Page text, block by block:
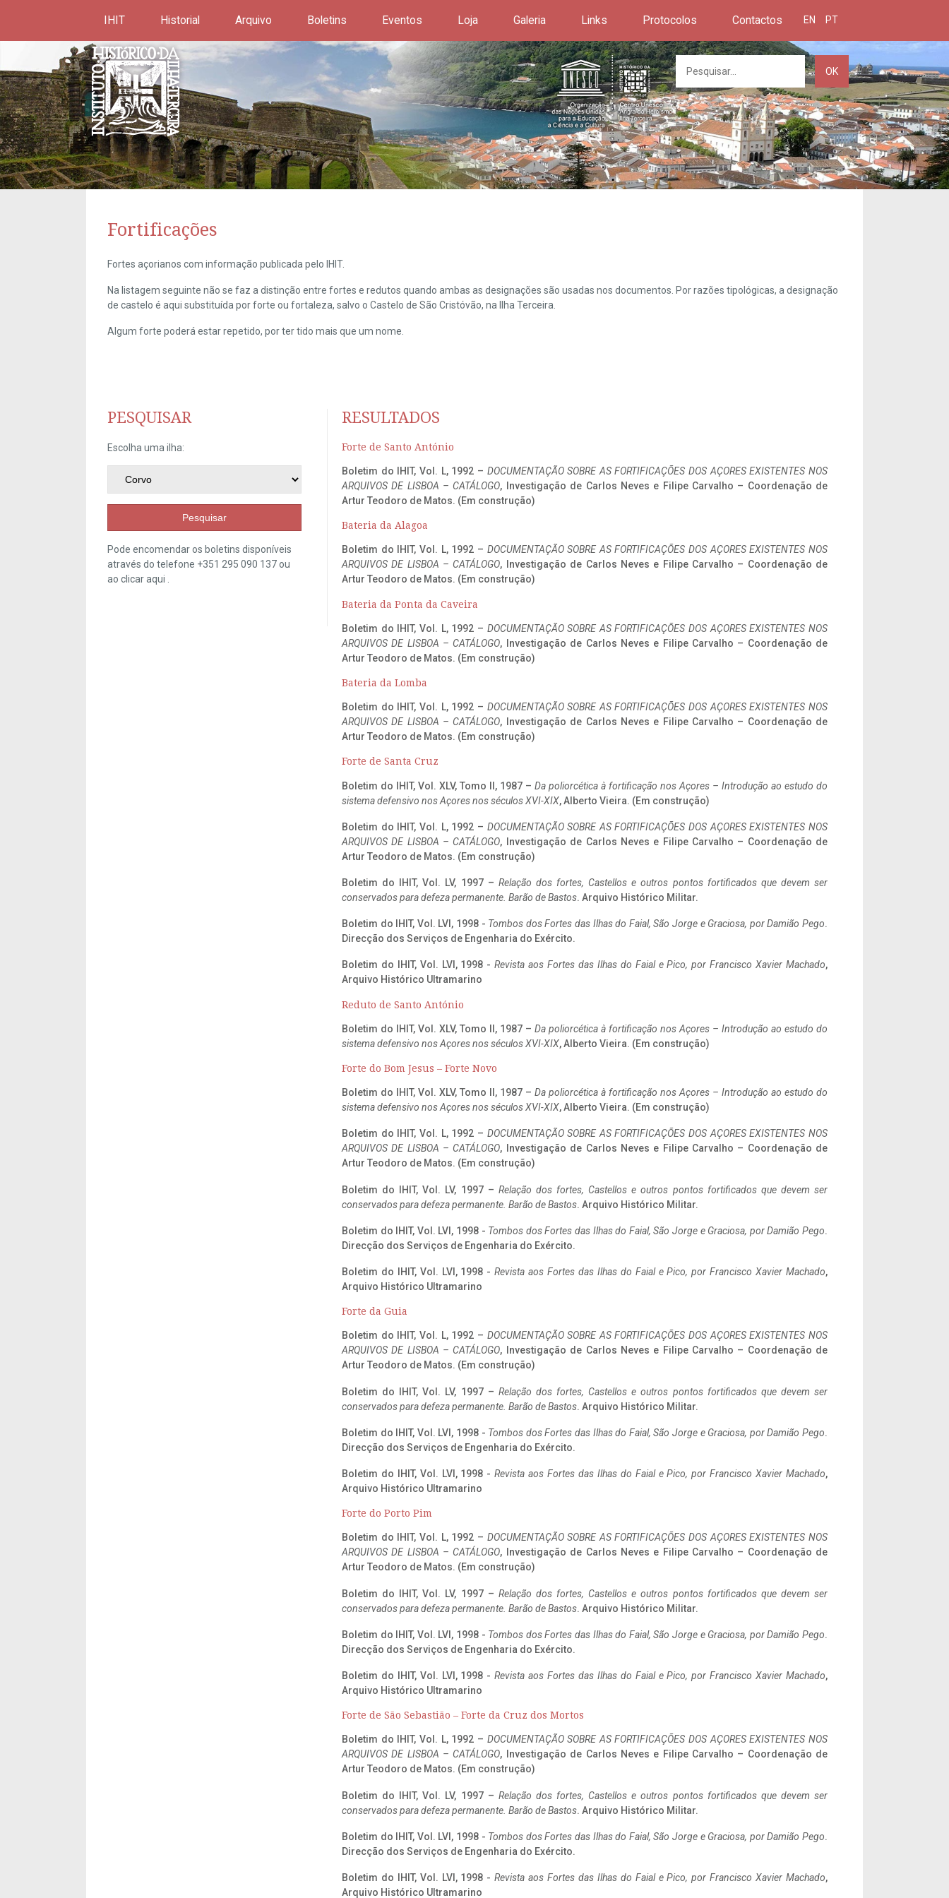
IHIT Historial Arquivo Boletins Eventos Loja Galeria Links Protocolos Contactos EN PT
OK
Fortificações
Fortes açorianos com informação publicada pelo IHIT.
Na listagem seguinte não se faz a distinção entre fortes e redutos quando ambas as designações são usadas nos documentos. Por razões tipológicas, a designação
de castelo é aqui substituída por forte ou fortaleza, salvo o Castelo de São Cristóvão, na Ilha Terceira.
Algum forte poderá estar repetido, por ter tido mais que um nome.
PESQUISAR
Escolha uma ilha:
Pesquisar
Pode encomendar os boletins disponíveis
através do telefone +351 295 090 137 ou
ao clicaraqui
RESULTADOS
Forte de Santo António
Boletim do IHIT, Vol. L, 1992 – DOCUMENTAÇÃO SOBRE AS FORTIFICAÇÕES DOS AÇORES EXISTENTES NOS
ARQUIVOS DE LISBOA – CATÁLOGO, Investigação de Carlos Neves e Filipe Carvalho – Coordenação de
Artur Teodoro de Matos. (Em construção)
Bateria da Alagoa
Boletim do IHIT, Vol. L, 1992 – DOCUMENTAÇÃO SOBRE AS FORTIFICAÇÕES DOS AÇORES EXISTENTES NOS
ARQUIVOS DE LISBOA – CATÁLOGO, Investigação de Carlos Neves e Filipe Carvalho – Coordenação de
Artur Teodoro de Matos. (Em construção)
Bateria da Ponta da Caveira
Boletim do IHIT, Vol. L, 1992 – DOCUMENTAÇÃO SOBRE AS FORTIFICAÇÕES DOS AÇORES EXISTENTES NOS
ARQUIVOS DE LISBOA – CATÁLOGO, Investigação de Carlos Neves e Filipe Carvalho – Coordenação de
Artur Teodoro de Matos. (Em construção)
Bateria da Lomba
Boletim do IHIT, Vol. L, 1992 – DOCUMENTAÇÃO SOBRE AS FORTIFICAÇÕES DOS AÇORES EXISTENTES NOS
ARQUIVOS DE LISBOA – CATÁLOGO, Investigação de Carlos Neves e Filipe Carvalho – Coordenação de
Artur Teodoro de Matos. (Em construção)
Forte de Santa Cruz
Boletim do IHIT, Vol. XLV, Tomo II, 1987 – Da poliorcética à fortificação nos Açores – Introdução ao estudo do
sistema defensivo nos Açores nos séculos XVI-XIX, Alberto Vieira. (Em construção)
Boletim do IHIT, Vol. L, 1992 – DOCUMENTAÇÃO SOBRE AS FORTIFICAÇÕES DOS AÇORES EXISTENTES NOS
ARQUIVOS DE LISBOA – CATÁLOGO, Investigação de Carlos Neves e Filipe Carvalho – Coordenação de
Artur Teodoro de Matos. (Em construção)
Boletim do IHIT, Vol. LV, 1997 – Relação dos fortes, Castellos e outros pontos fortificados que devem ser
conservados para defeza permanente. Barão de Bastos. Arquivo Histórico Militar.
Boletim do IHIT, Vol. LVI, 1998 - Tombos dos Fortes das Ilhas do Faial, São Jorge e Graciosa, por Damião Pego.
Direcção dos Serviços de Engenharia do Exército.
Boletim do IHIT, Vol. LVI, 1998 -Revista aos Fortes das Ilhas do Faial e Pico, por Francisco Xavier Machado,
Arquivo Histórico Ultramarino
Reduto de Santo António
Boletim do IHIT, Vol. XLV, Tomo II, 1987 – Da poliorcética à fortificação nos Açores – Introdução ao estudo do
sistema defensivo nos Açores nos séculos XVI-XIX, Alberto Vieira. (Em construção)
Forte do Bom Jesus – Forte Novo
Boletim do IHIT, Vol. XLV, Tomo II, 1987 – Da poliorcética à fortificação nos Açores – Introdução ao estudo do
sistema defensivo nos Açores nos séculos XVI-XIX, Alberto Vieira. (Em construção)
Boletim do IHIT, Vol. L, 1992 – DOCUMENTAÇÃO SOBRE AS FORTIFICAÇÕES DOS AÇORES EXISTENTES NOS
ARQUIVOS DE LISBOA – CATÁLOGO, Investigação de Carlos Neves e Filipe Carvalho – Coordenação de
Artur Teodoro de Matos. (Em construção)
Boletim do IHIT, Vol. LV, 1997 – Relação dos fortes, Castellos e outros pontos fortificados que devem ser
conservados para defeza permanente. Barão de Bastos. Arquivo Histórico Militar.
Boletim do IHIT, Vol. LVI, 1998 - Tombos dos Fortes das Ilhas do Faial, São Jorge e Graciosa, por Damião Pego.
Direcção dos Serviços de Engenharia do Exército.
Boletim do IHIT, Vol. LVI, 1998 -Revista aos Fortes das Ilhas do Faial e Pico, por Francisco Xavier Machado,
Arquivo Histórico Ultramarino
Forte da Guia
Boletim do IHIT, Vol. L, 1992 – DOCUMENTAÇÃO SOBRE AS FORTIFICAÇÕES DOS AÇORES EXISTENTES NOS
ARQUIVOS DE LISBOA – CATÁLOGO, Investigação de Carlos Neves e Filipe Carvalho – Coordenação de
Artur Teodoro de Matos. (Em construção)
Boletim do IHIT, Vol. LV, 1997 – Relação dos fortes, Castellos e outros pontos fortificados que devem ser
conservados para defeza permanente. Barão de Bastos. Arquivo Histórico Militar.
Boletim do IHIT, Vol. LVI, 1998 - Tombos dos Fortes das Ilhas do Faial, São Jorge e Graciosa, por Damião Pego.
Direcção dos Serviços de Engenharia do Exército.
Boletim do IHIT, Vol. LVI, 1998 -Revista aos Fortes das Ilhas do Faial e Pico, por Francisco Xavier Machado,
Arquivo Histórico Ultramarino
Forte do Porto Pim
Boletim do IHIT, Vol. L, 1992 – DOCUMENTAÇÃO SOBRE AS FORTIFICAÇÕES DOS AÇORES EXISTENTES NOS
ARQUIVOS DE LISBOA – CATÁLOGO, Investigação de Carlos Neves e Filipe Carvalho – Coordenação de
Artur Teodoro de Matos. (Em construção)
Boletim do IHIT, Vol. LV, 1997 – Relação dos fortes, Castellos e outros pontos fortificados que devem ser
conservados para defeza permanente. Barão de Bastos. Arquivo Histórico Militar.
Boletim do IHIT, Vol. LVI, 1998 - Tombos dos Fortes das Ilhas do Faial, São Jorge e Graciosa, por Damião Pego.
Direcção dos Serviços de Engenharia do Exército.
Boletim do IHIT, Vol. LVI, 1998 -Revista aos Fortes das Ilhas do Faial e Pico, por Francisco Xavier Machado,
Arquivo Histórico Ultramarino
Forte de São Sebastião – Forte da Cruz dos Mortos
Boletim do IHIT, Vol. L, 1992 – DOCUMENTAÇÃO SOBRE AS FORTIFICAÇÕES DOS AÇORES EXISTENTES NOS
ARQUIVOS DE LISBOA – CATÁLOGO, Investigação de Carlos Neves e Filipe Carvalho – Coordenação de
Artur Teodoro de Matos. (Em construção)
Boletim do IHIT, Vol. LV, 1997 – Relação dos fortes, Castellos e outros pontos fortificados que devem ser
conservados para defeza permanente. Barão de Bastos. Arquivo Histórico Militar.
Boletim do IHIT, Vol. LVI, 1998 - Tombos dos Fortes das Ilhas do Faial, São Jorge e Graciosa, por Damião Pego.
Direcção dos Serviços de Engenharia do Exército.
Boletim do IHIT, Vol. LVI, 1998 -Revista aos Fortes das Ilhas do Faial e Pico, por Francisco Xavier Machado,
Arquivo Histórico Ultramarino